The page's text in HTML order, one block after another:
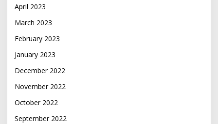
April 2023
March 2023
February 2023
January 2023
December 2022
November 2022
October 2022
September 2022